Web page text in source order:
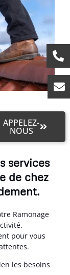
APPELEZ-
NOUS
services
de chez
Ramonage
pour vous
les besoins